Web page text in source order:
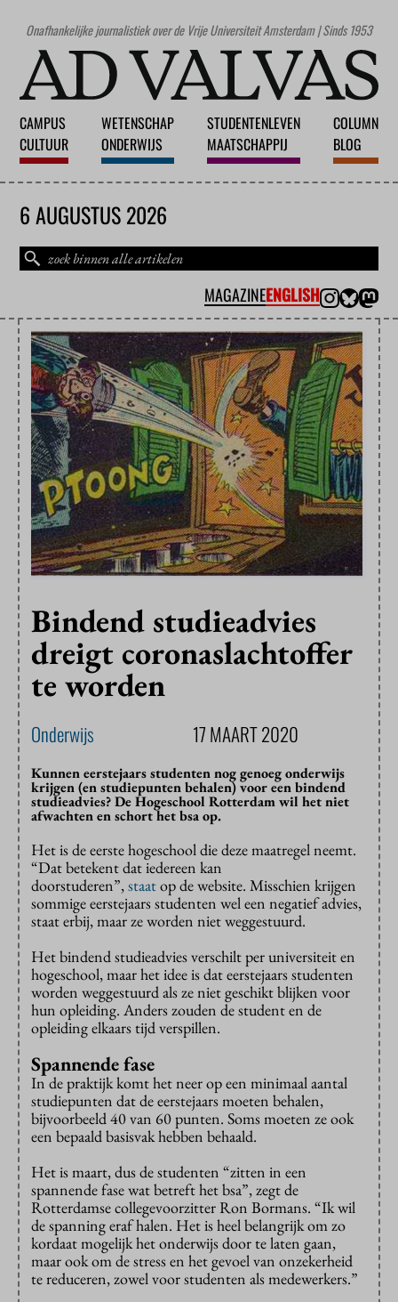
Onafhankelijke journalistiek over de Vrije Universiteit Amsterdam | Sinds 1953
CAMPUS
CULTUUR
WETENSCHAP
ONDERWIJS
STUDENTENLEVEN
MAATSCHAPPIJ
COLUMN
BLOG
6 AUGUSTUS 2026
MAGAZINEENGLISH
Bindend studieadvies
dreigt coronaslachtoffer
te worden
Onderwijs 17 MAART 2020
Kunnen eerstejaars studenten nog genoeg onderwijs
krijgen (en studiepunten behalen) voor een bindend
studieadvies? De Hogeschool Rotterdam wil het niet
afwachten en schort het bsa op.
Het is de eerste hogeschool die deze maatregel neemt.
“Dat betekent dat iedereen kan
doorstuderen”, staatop de website. Misschien krijgen
sommige eerstejaars studenten wel een negatief advies,
staat erbij, maar ze worden niet weggestuurd.
Het bindend studieadvies verschilt per universiteit en
hogeschool, maar het idee is dat eerstejaars studenten
worden weggestuurd als ze niet geschikt blijken voor
hun opleiding. Anders zouden de student en de
opleiding elkaars tijd verspillen.
Spannende fase
In de praktijk komt het neer op een minimaal aantal
studiepunten dat de eerstejaars moeten behalen,
bijvoorbeeld 40 van 60 punten. Soms moeten ze ook
een bepaald basisvak hebben behaald.
Het is maart, dus de studenten “zitten in een
spannende fase wat betreft het bsa”, zegt de
Rotterdamse collegevoorzitter Ron Bormans. “Ik wil
de spanning eraf halen. Het is heel belangrijk om zo
kordaat mogelijk het onderwijs door te laten gaan,
maar ook om de stress en het gevoel van onzekerheid
te reduceren, zowel voor studenten als medewerkers.”